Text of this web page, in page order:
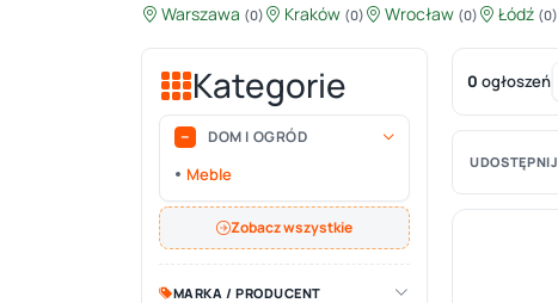
Warszawa (0) Kraków (0) Wrocław (0) Łódź (0)
Kategorie
DOM I OGRÓD
Meble
Zobacz wszystkie
MARKA / PRODUCENT
0 ogłoszeń
UDOSTĘPNIJ